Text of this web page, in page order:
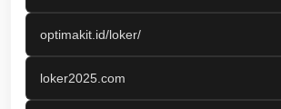
optimakit.id/loker/
loker2025.com